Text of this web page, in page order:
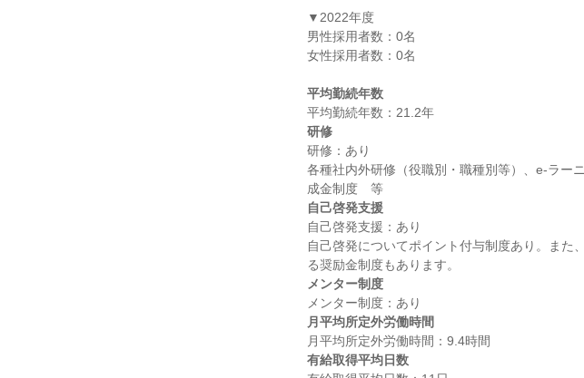
▼2022年度
男性採用者数：0名
女性採用者数：0名
平均勤続年数
研修
研修：あり
各種社内外研修（役職別・職種別等）、e-ラー
自己啓発支援
自己啓発支援：あり
自己啓発についてポイント付与制度あり。また
メンター制度
月平均所定外労働時間
有給取得平均日数